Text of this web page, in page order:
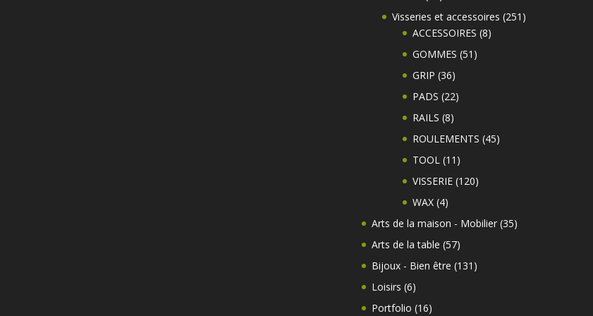
produits
Visseries et accessoires 251 251
ACCESSOIRES 88
GOMMES 51 51
GRIP 3636
produits
PADS 2222
RAILS 88
produits
ROULEMENTS 4545
TOOL 11 11
produits
VISSERIE 120120
WAX 44
produits
Arts de la maison - Mobilier 3535
Arts de la table 5757
produits
Bijoux - Bien être 131 131
Loisirs 66
produits
Portfolio 1616